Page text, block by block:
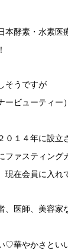
本酵素・水素医
そうですが
ービューティ
０１４年に設立
ファスティング
現在会員に入れ
、医師、美容家
♡華やかさとい